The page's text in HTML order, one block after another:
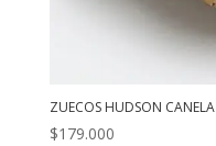
ZUECOS HUDSON CANELA
$179.000